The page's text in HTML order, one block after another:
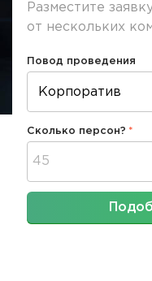
Разместите
от нескольких
Повод проведения
Сколько персон?